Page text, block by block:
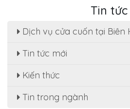
Tin tức
Dịch vụ cửa cuốn tại Biên
Tin tức mới
Kiến thức
Tin trong ngành
Sửa cửa cuốn, motor
Dịch Vụ Sửa Chữa Cửa